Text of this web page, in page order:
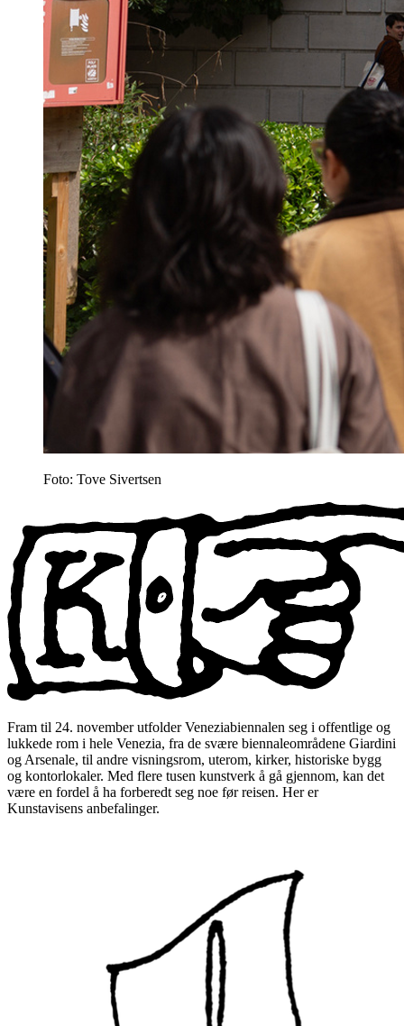
Foto: Tove Sivertsen
Fram til 24. november utfolder Veneziabiennalen seg i offentlige og
lukkede rom i hele Venezia, fra de svære biennaleområdene Giardini
og Arsenale, til andre visningsrom, uterom, kirker, historiske bygg
og kontorlokaler. Med flere tusen kunstverk å gå gjennom, kan det
være en fordel å ha forberedt seg noe før reisen. Her er
Kunstavisens anbefalinger.